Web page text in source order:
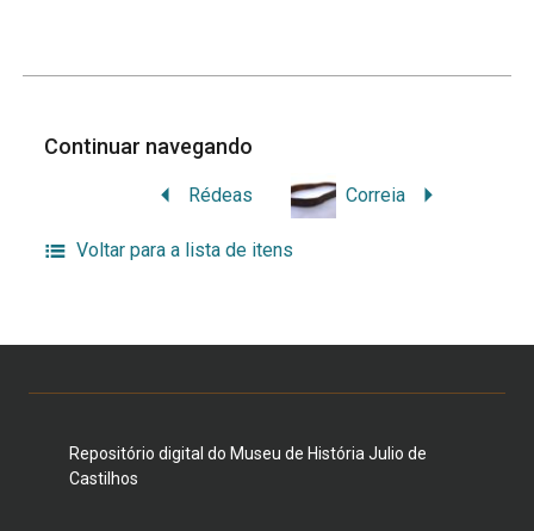
Continuar navegando
Rédeas Correia
Voltar para a lista de itens
Repositório digital do Museu de História Julio de
Castilhos